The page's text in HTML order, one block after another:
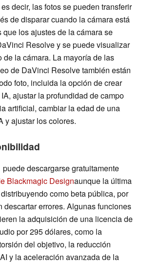
decir, las fotos se pueden transferir
de disparar cuando la cámara está
que los ajustes de la cámara se
Resolve y se puede visualizar
de la cámara. La mayoría de las
de DaVinci Resolve también están
foto, incluida la opción de crear
ajustar la profundidad de campo
artificial, cambiar la edad de una
y ajustar los colores.
descargarse gratuitamente
Blackmagic Designaunque la última
como beta pública, por
descartar errores. Algunas funciones
la adquisición de una licencia de
por 295 dólares, como la
del objetivo, la reducción
y la aceleración avanzada de la